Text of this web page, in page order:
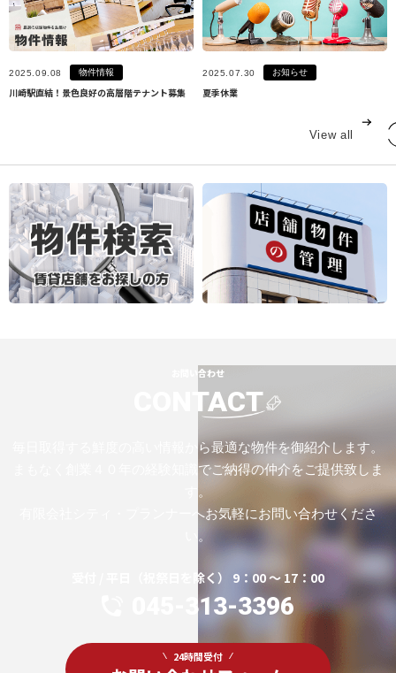
2025.09.08 物件情報
川崎駅直結！景色良好の高層階テナント募集
2025.07.30 お知らせ
夏季休業
View all
お問い合わせ
CONTACT
毎日取得する鮮度の高い情報から最適な物件を御紹介します。
まもなく創業４０年の経験知識でご納得の仲介をご提供致しま
す。
有限会社シティ・プランナーへお気軽にお問い合わせくださ
い。
受付 / 平日（祝祭日を除く） 9：00 ～ 17：00
045-313-3396
24時間受付